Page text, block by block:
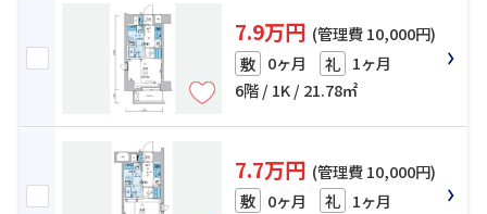
7.9万円 (管理費 10,000円)
敷 0ヶ月 礼 1ヶ月
6階 / 1K / 21.78㎡
7.7万円 (管理費 10,000円)
敷 0ヶ月 礼 1ヶ月